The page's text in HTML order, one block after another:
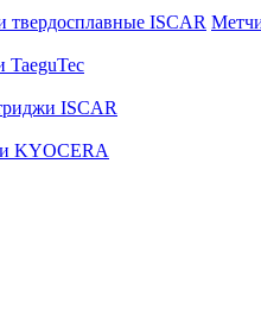
твердосплавные ISCAR
TaeguTec
ISCAR
KYOCERA